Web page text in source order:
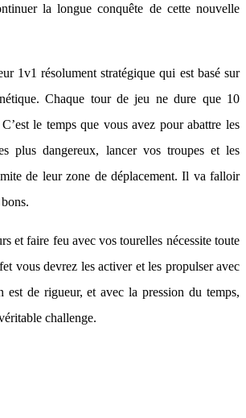
la longue conquête de cette nouvelle
1v1 résolument stratégique qui est basé sur
Chaque tour de jeu ne dure que 10
le temps que vous avez pour abattre les
plus dangereux, lancer vos troupes et les
de leur zone de déplacement. Il va falloir
et faire feu avec vos tourelles nécessite toute
vous devrez les activer et les propulser avec
de rigueur, et avec la pression du temps,
challenge.